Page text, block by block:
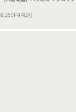
8,250円(税込)